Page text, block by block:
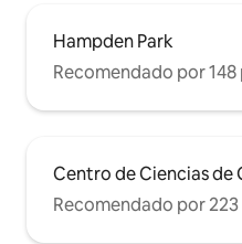
Hampden Park
Recomendado por
Centro de Ciencias de
Recomendado por